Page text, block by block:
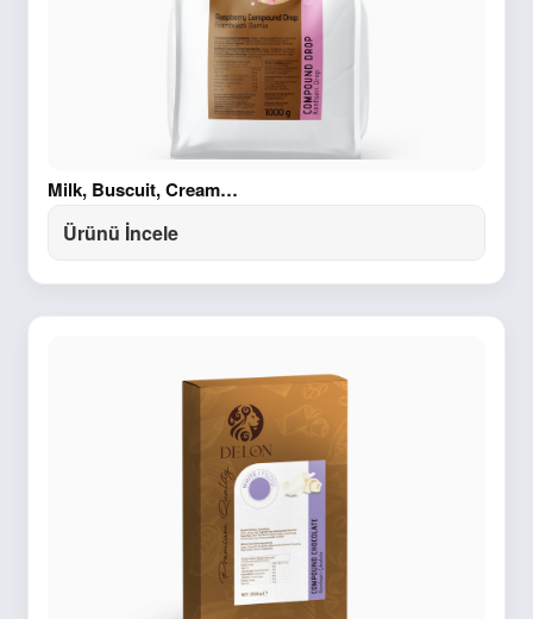
Milk, Buscuit, Cream…
Ürünü İncele